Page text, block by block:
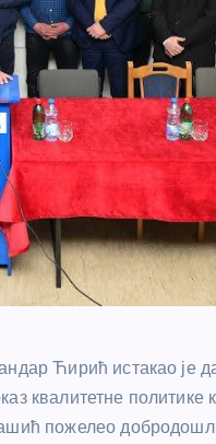
Ћирић истакао је
квалитетне политике
пожелео